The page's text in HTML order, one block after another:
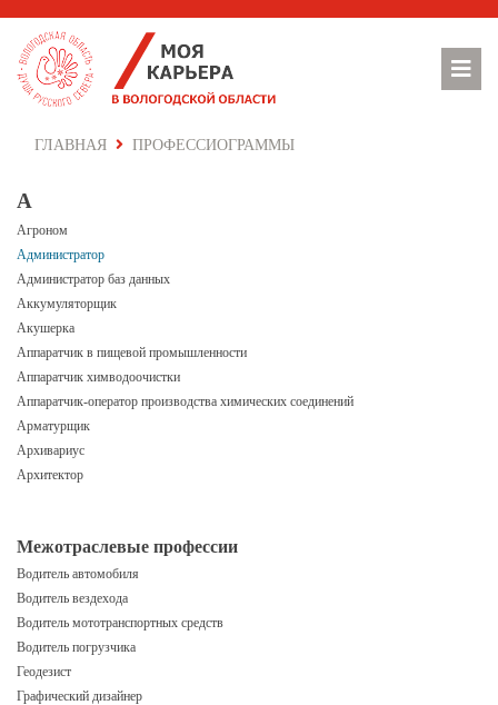
ГЛАВНАЯ ПРОФЕССИОГРАММЫ
А
Агроном
Администратор
Администратор баз данных
Аккумуляторщик
Акушерка
Аппаратчик в пищевой промышленности
Аппаратчик химводоочистки
Аппаратчик-оператор производства химических соединений
Арматурщик
Архивариус
Архитектор
Межотраслевые профессии
Водитель автомобиля
Водитель вездехода
Водитель мототранспортных средств
Водитель погрузчика
Геодезист
Графический дизайнер